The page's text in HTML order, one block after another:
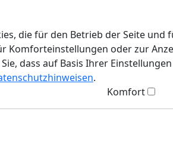
die für den Betrieb der Seite
Komforteinstellungen oder zur
dass auf Basis Ihrer
.
Komfort